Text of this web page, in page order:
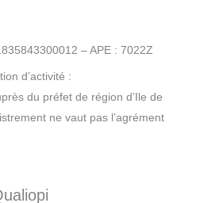
– APE : 7022Z
d’activité :
du préfet de région d’Ile de
ne vaut pas l’agrément